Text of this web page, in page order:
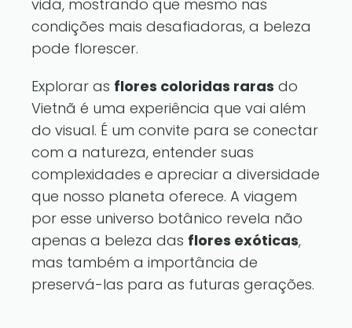
vida, mostrando que mesmo nas
condições mais desafiadoras, a beleza
pode florescer.
Explorar as flores coloridas raras do
Vietnã é uma experiência que vai além
do visual. É um convite para se conectar
com a natureza, entender suas
complexidades e apreciar a diversidade
que nosso planeta oferece. A viagem
por esse universo botânico revela não
apenas a beleza das flores exóticas,
mas também a importância de
preservá-las para as futuras gerações.